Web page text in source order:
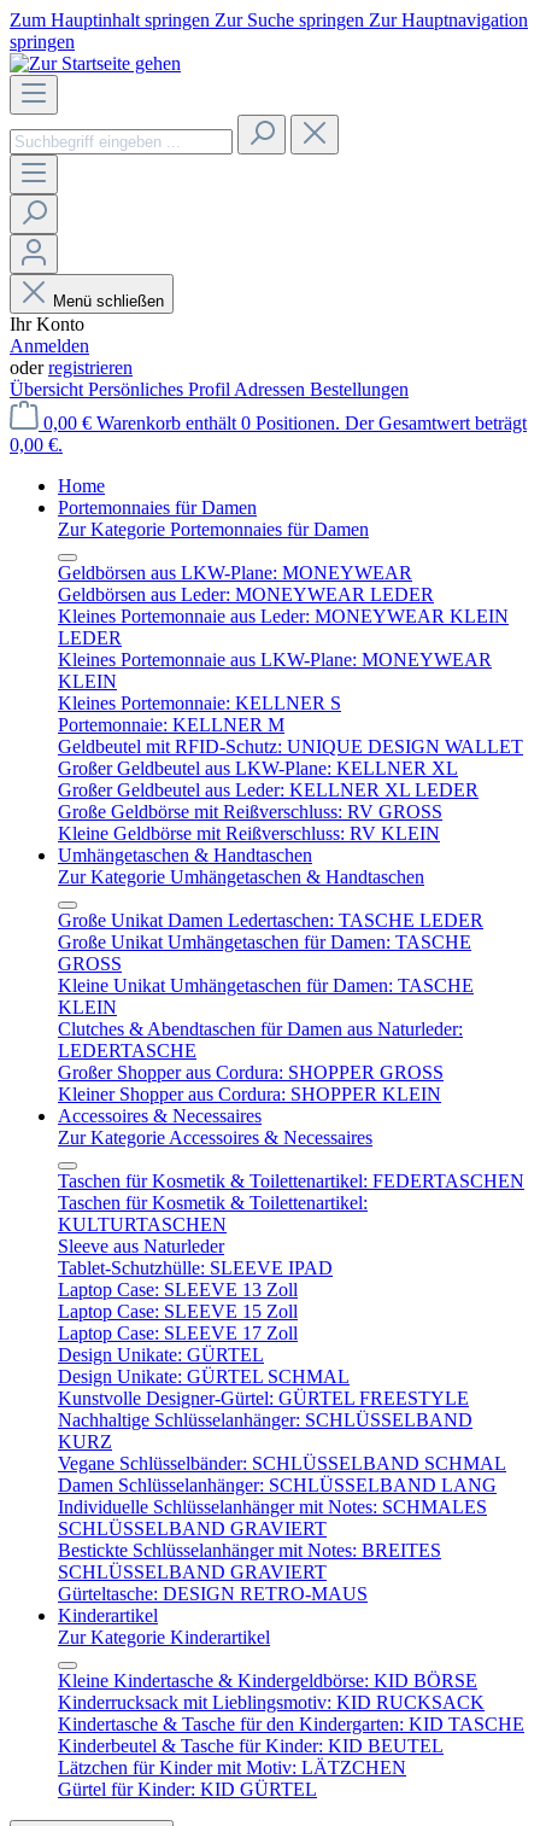
Zum Hauptinhalt springen Zur Suche springen Zur Hauptnavigation
springen
Menü schließen
Ihr Konto
Anmelden
oderregistrieren
Übersicht Persönliches Profil Adressen Bestellungen
0,00 € Warenkorb enthält 0 Positionen. Der Gesamtwert beträgt
0,00 €.
Home
Portemonnaies für Damen
Zur Kategorie Portemonnaies für Damen
Geldbörsen aus LKW-Plane: MONEYWEAR
Geldbörsen aus Leder: MONEYWEAR LEDER
Kleines Portemonnaie aus Leder: MONEYWEAR KLEIN
LEDER
Kleines Portemonnaie aus LKW-Plane: MONEYWEAR
KLEIN
Kleines Portemonnaie: KELLNER S
Portemonnaie: KELLNER M
Geldbeutel mit RFID-Schutz: UNIQUE DESIGN WALLET
Großer Geldbeutel aus LKW-Plane: KELLNER XL
Großer Geldbeutel aus Leder: KELLNER XL LEDER
Große Geldbörse mit Reißverschluss: RV GROSS
Kleine Geldbörse mit Reißverschluss: RV KLEIN
Umhängetaschen & Handtaschen
Zur Kategorie Umhängetaschen & Handtaschen
Große Unikat Damen Ledertaschen: TASCHE LEDER
Große Unikat Umhängetaschen für Damen: TASCHE
GROSS
Kleine Unikat Umhängetaschen für Damen: TASCHE
KLEIN
Clutches & Abendtaschen für Damen aus Naturleder:
LEDERTASCHE
Großer Shopper aus Cordura: SHOPPER GROSS
Kleiner Shopper aus Cordura: SHOPPER KLEIN
Accessoires & Necessaires
Zur Kategorie Accessoires & Necessaires
Taschen für Kosmetik & Toilettenartikel: FEDERTASCHEN
Taschen für Kosmetik & Toilettenartikel:
KULTURTASCHEN
Sleeve aus Naturleder
Tablet-Schutzhülle: SLEEVE IPAD
Laptop Case: SLEEVE 13 Zoll
Laptop Case: SLEEVE 15 Zoll
Laptop Case: SLEEVE 17 Zoll
Design Unikate: GÜRTEL
Design Unikate: GÜRTEL SCHMAL
Kunstvolle Designer-Gürtel: GÜRTEL FREESTYLE
Nachhaltige Schlüsselanhänger: SCHLÜSSELBAND
KURZ
Vegane Schlüsselbänder: SCHLÜSSELBAND SCHMAL
Damen Schlüsselanhänger: SCHLÜSSELBAND LANG
Individuelle Schlüsselanhänger mit Notes: SCHMALES
SCHLÜSSELBAND GRAVIERT
Bestickte Schlüsselanhänger mit Notes: BREITES
SCHLÜSSELBAND GRAVIERT
Gürteltasche: DESIGN RETRO-MAUS
Kinderartikel
Zur Kategorie Kinderartikel
Kleine Kindertasche & Kindergeldbörse: KID BÖRSE
Kinderrucksack mit Lieblingsmotiv: KID RUCKSACK
Kindertasche & Tasche für den Kindergarten: KID TASCHE
Kinderbeutel & Tasche für Kinder: KID BEUTEL
Lätzchen für Kinder mit Motiv: LÄTZCHEN
Gürtel für Kinder: KID GÜRTEL